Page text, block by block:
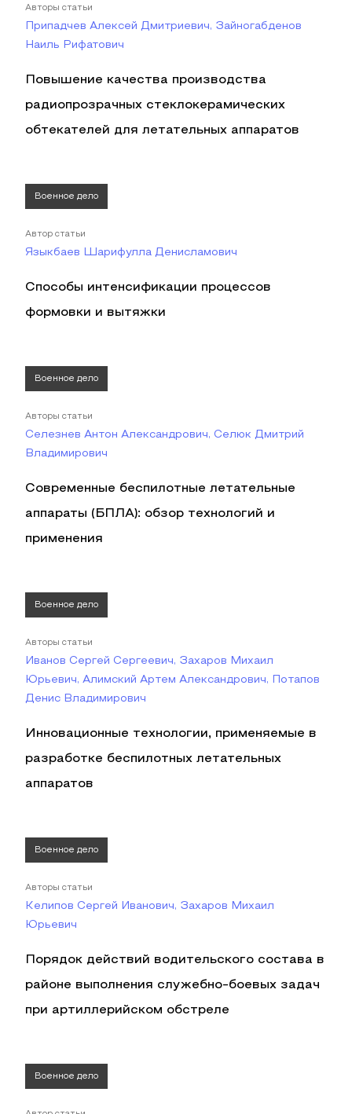
Авторы статьи
Припадчев Алексей Дмитриевич, Зайногабденов
Наиль Рифатович
Повышение качества производства
радиопрозрачных стеклокерамических
обтекателей для летательных аппаратов
Военное дело
Автор статьи
Языкбаев Шарифулла Денисламович
Способы интенсификации процессов
формовки и вытяжки
Военное дело
Авторы статьи
Селезнев Антон Александрович, Селюк Дмитрий
Владимирович
Современные беспилотные летательные
аппараты (БПЛА): обзор технологий и
применения
Военное дело
Авторы статьи
Иванов Сергей Сергеевич, Захаров Михаил
Юрьевич, Алимский Артем Александрович, Потапов
Денис Владимирович
Инновационные технологии, применяемые в
разработке беспилотных летательных
аппаратов
Военное дело
Авторы статьи
Келипов Сергей Иванович, Захаров Михаил
Юрьевич
Порядок действий водительского состава в
районе выполнения служебно-боевых задач
при артиллерийском обстреле
Военное дело